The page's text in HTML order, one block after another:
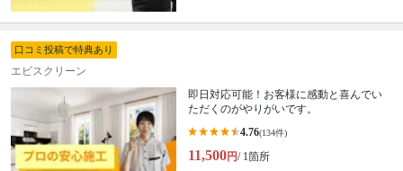
口コミ投稿で特典あり
エビスクリーン
即日対応可能！お客様に感動と喜んでい
ただくのがやりがいです。
4.76(134件)
11,500円/ 1箇所